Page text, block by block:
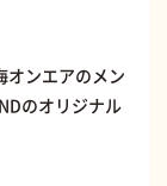
ンエアのメン
のオリジナル